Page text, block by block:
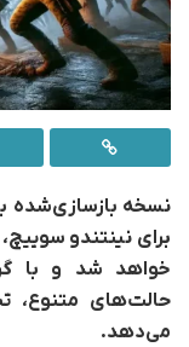
برای نینتندو
خواهد شد و با
حالت‌های متنوع،
می‌دهد.